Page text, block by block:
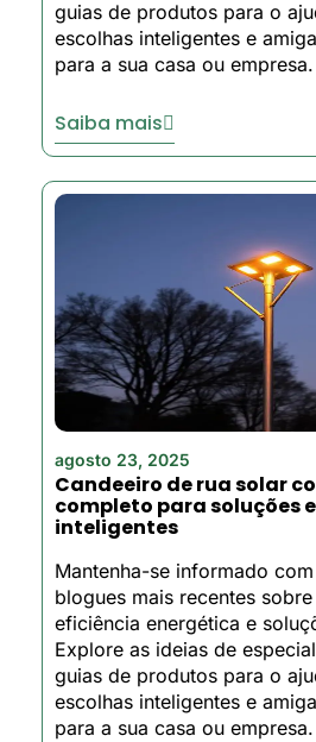
guias de produtos para o
escolhas inteligentes e
para a sua casa ou empresa.
Saiba mais
agosto 23, 2025
Candeeiro de rua solar
completo para soluções
inteligentes
Mantenha-se informado
blogues mais recentes
eficiência energética e
Explore as ideias de
guias de produtos para o
escolhas inteligentes e
para a sua casa ou empresa.